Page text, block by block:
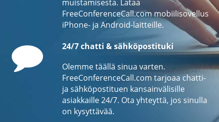
muistamisesta. Lataa
FreeConferenceCall.com mobiilisovellus
iPhone- ja Android-laitteille.
Comment
24/7 chatti & sähköpostituki
Olemme täällä sinua varten.
FreeConferenceCall.com tarjoaa chatti-
ja sähköpostituen kansainvälisille
asiakkaille 24/7. Ota yhteyttä, jos sinulla
on kysyttävää.